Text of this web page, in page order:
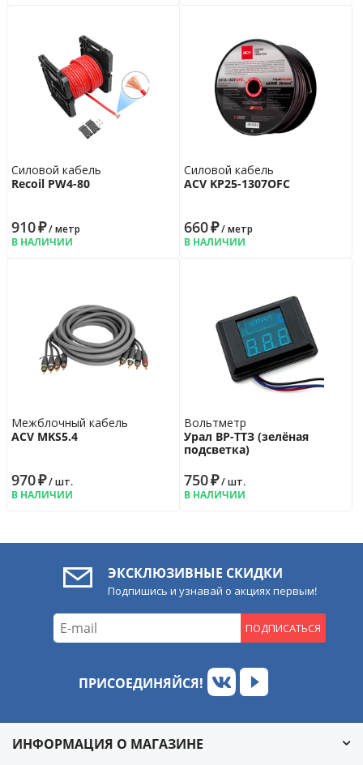
Силовой кабель
Recoil PW4-80
910₽/ метр
В НАЛИЧИИ
Силовой кабель
ACV KP25-1307OFC
660₽/ метр
В НАЛИЧИИ
Межблочный кабель
ACV MKS5.4
970₽/ шт.
В НАЛИЧИИ
Вольтметр
Урал ВР-ТТЗ (зелёная
подсветка)
750₽/ шт.
В НАЛИЧИИ
ЭКСКЛЮЗИВНЫЕ СКИДКИ
Подпишись и узнавай о акциях первым!
ПОДПИСАТЬСЯ
ПРИСОЕДИНЯЙСЯ!
ИНФОРМАЦИЯ О МАГАЗИНЕ